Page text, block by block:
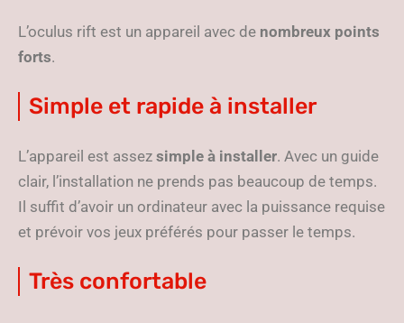
L’oculus rift est un appareil avec de nombreux points
forts.
Simple et rapide à installer
L’appareil est assez simple à installer. Avec un guide
clair, l’installation ne prends pas beaucoup de temps.
Il suffit d’avoir un ordinateur avec la puissance requise
et prévoir vos jeux préférés pour passer le temps.
Très confortable